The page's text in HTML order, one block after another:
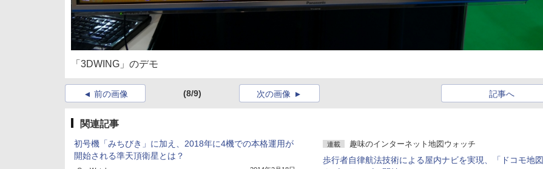
「3DWING」のデモ
前の画像 (8/9) 記事へ
次の画像
関連記事
初号機「みちびき」に加え、2018年に4機での本格運用が
開始される準天頂衛星とは？
連載 趣味のインターネット地図ウォッチ
歩行者自律航法技術による屋内ナビを実現、「ドコモ地図